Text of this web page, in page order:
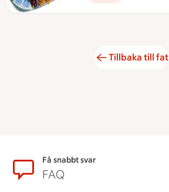
Tillbaka till fat
SidfotFå snabbt svar
FAQ